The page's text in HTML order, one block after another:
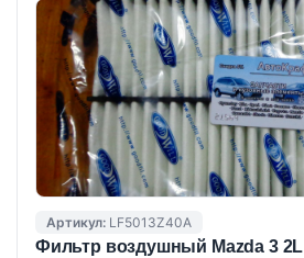
Артикул: LF5013Z40A
Фильтр воздушный Mazda 3 2L